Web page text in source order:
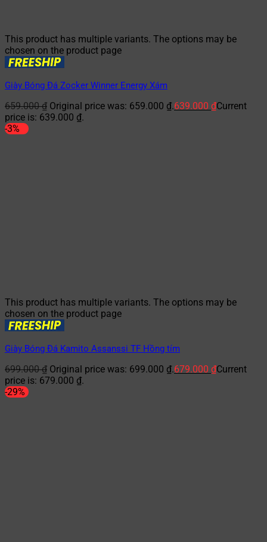
This product has multiple variants. The options may be
chosen on the product page
Giày Bóng Đá Zocker Winner Energy Xám
659.000₫ Original price was: 659.000 ₫.639.000 ₫Current
price is: 639.000 ₫.
-3%
This product has multiple variants. The options may be
chosen on the product page
Giày Bóng Đá Kamito Assanssi TF Hồng tím
699.000₫ Original price was: 699.000 ₫.679.000 ₫Current
price is: 679.000 ₫.
-29%